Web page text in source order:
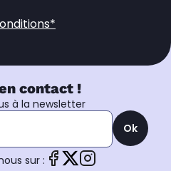
contact !
à la newsletter
Ok
sur :